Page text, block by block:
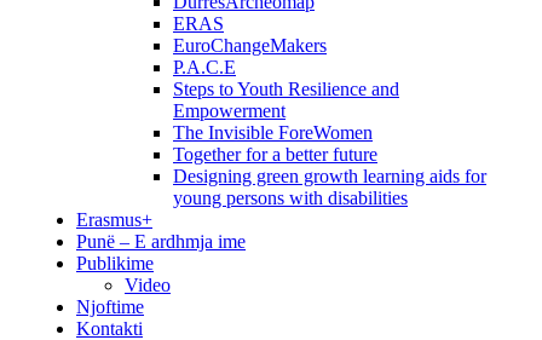
ERAS
EuroChangeMakers
P.A.C.E
Steps to Youth Resilience and
Empowerment
The Invisible ForeWomen
Together for a better future
Designing green growth learning aids for
young persons with disabilities
Erasmus+
Punë – E ardhmja ime
Publikime
Video
Njoftime
Kontakti